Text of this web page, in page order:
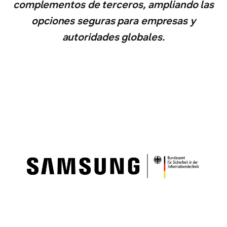
complementos de terceros, ampliando las
opciones seguras para empresas y
autoridades globales.